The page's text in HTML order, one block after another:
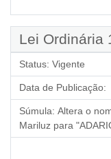
Lei Ordinária
Status: Vigente
Data de Publicação:
Súmula: Altera o
Mariluz para